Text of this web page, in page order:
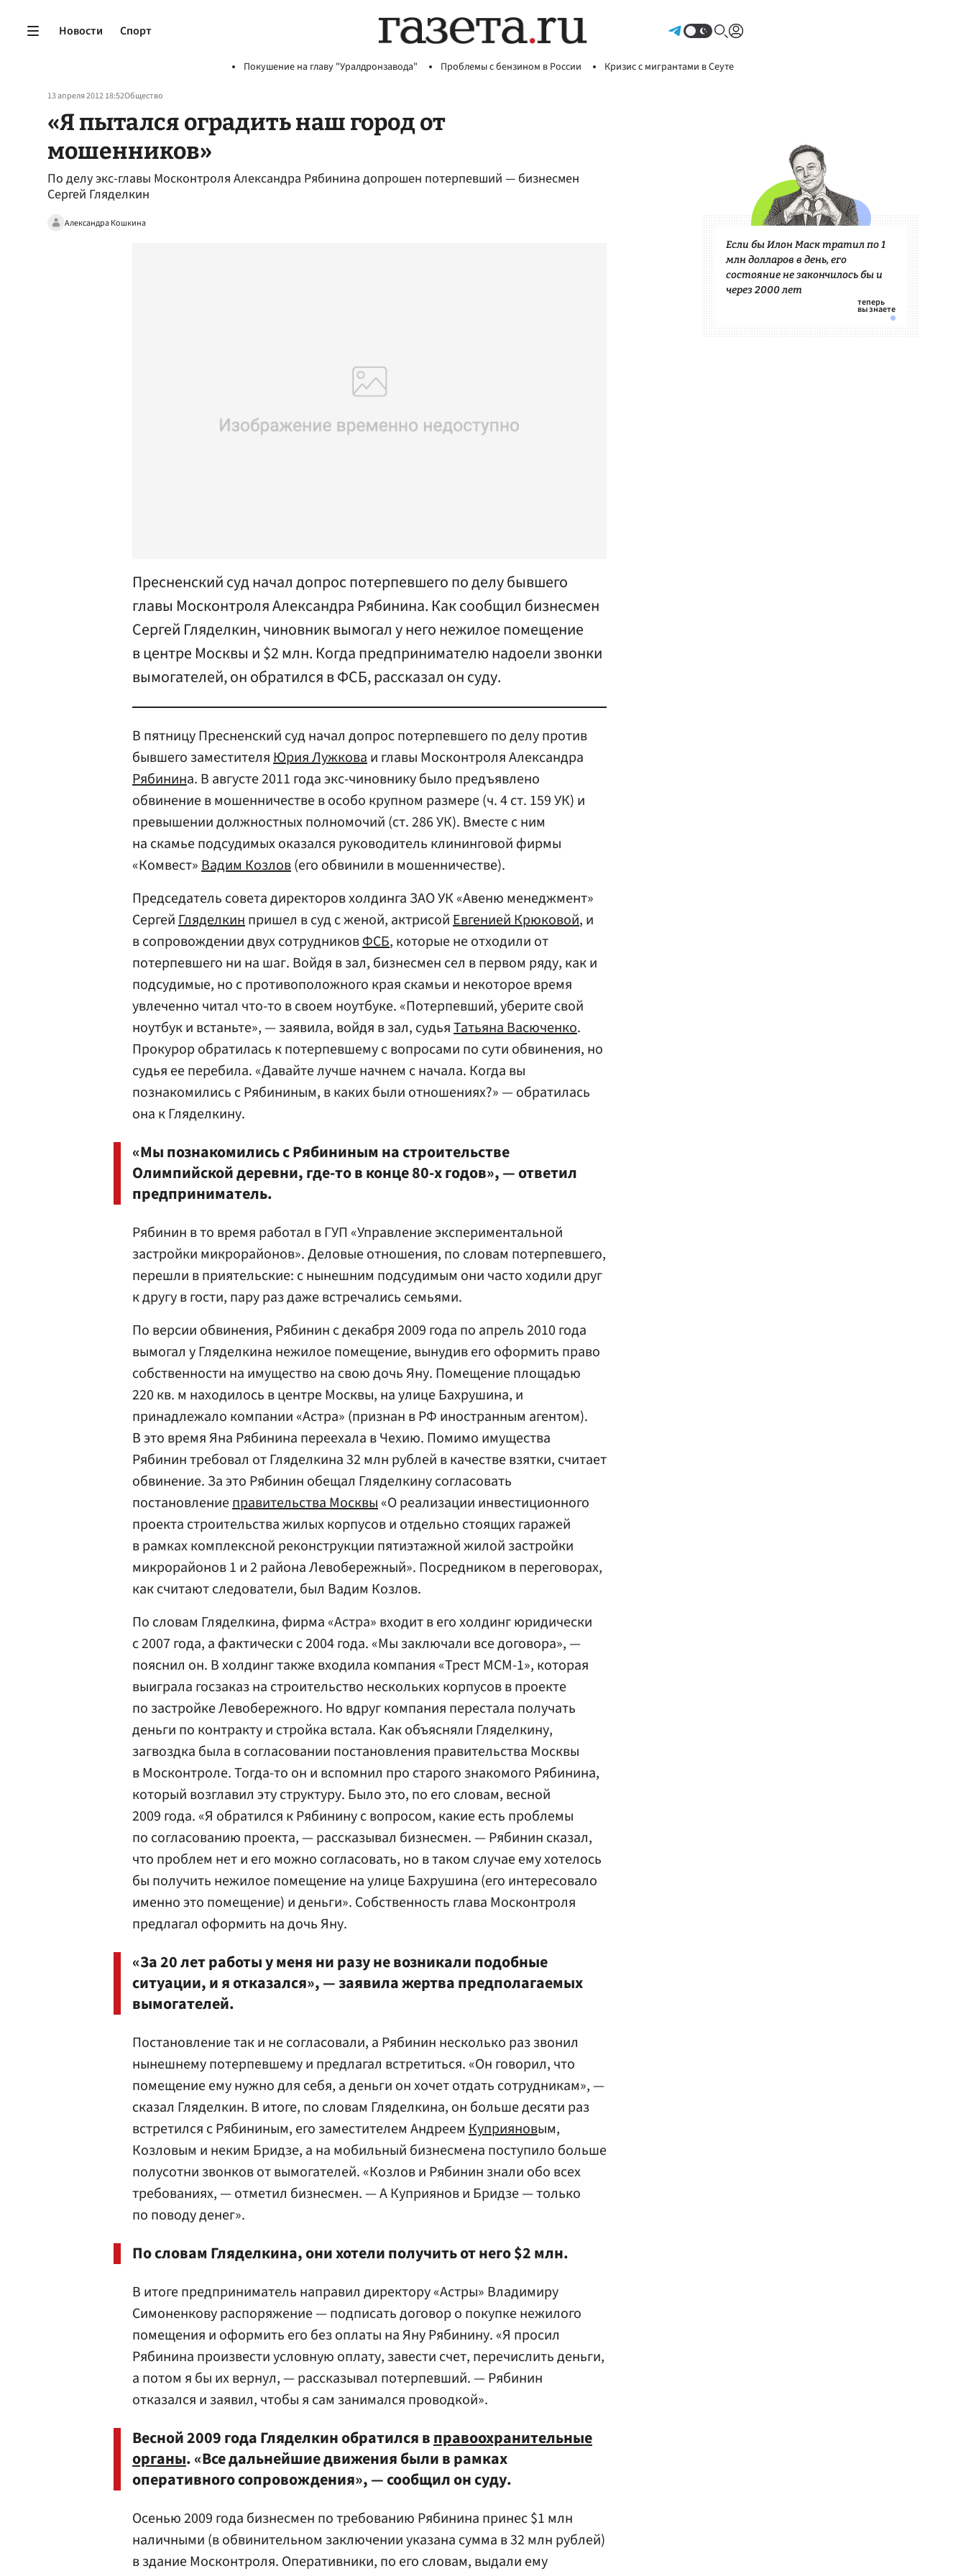
Новости Спорт
Покушение на главу "Уралдронзавода" Проблемы с бензином в России Кризис с мигрантами в Сеуте
13 апреля 2012 18:52Общество
«Я пытался оградить наш город от
мошенников»
По делу экс-главы Москонтроля Александра Рябинина допрошен потерпевший — бизнесмен
Сергей Гляделкин
Александра Кошкина
Пресненский суд начал допрос потерпевшего по делу бывшего
главы Москонтроля Александра Рябинина. Как сообщил бизнесмен
Сергей Гляделкин, чиновник вымогал у него нежилое помещение
в центре Москвы и $2 млн. Когда предпринимателю надоели звонки
вымогателей, он обратился в ФСБ, рассказал он суду.
В пятницу Пресненский суд начал допрос потерпевшего по делу против
бывшего заместителяЮрия Лужковаи главы Москонтроля Александра
Рябинина. В августе 2011 года экс-чиновнику было предъявлено
обвинение в мошенничестве в особо крупном размере (ч. 4 ст. 159 УК) и
превышении должностных полномочий (ст. 286 УК). Вместе с ним
на скамье подсудимых оказался руководитель клининговой фирмы
«Комвест»Вадим Козлов(его обвинили в мошенничестве).
Председатель совета директоров холдинга ЗАО УК «Авеню менеджмент»
СергейГляделкинпришел в суд с женой, актрисойЕвгенией Крюковой, и
в сопровождении двух сотрудниковФСБ, которые не отходили от
потерпевшего ни на шаг. Войдя в зал, бизнесмен сел в первом ряду, как и
подсудимые, но с противоположного края скамьи и некоторое время
увлеченно читал что-то в своем ноутбуке. «Потерпевший, уберите свой
ноутбук и встаньте», — заявила, войдя в зал, судьяТатьяна Васюченко.
Прокурор обратилась к потерпевшему с вопросами по сути обвинения, но
судья ее перебила. «Давайте лучше начнем с начала. Когда вы
познакомились с Рябининым, в каких были отношениях?» — обратилась
она к Гляделкину.
«Мы познакомились с Рябининым на строительстве
Олимпийской деревни, где-то в конце 80-х годов», — ответил
предприниматель.
Рябинин в то время работал в ГУП «Управление экспериментальной
застройки микрорайонов». Деловые отношения, по словам потерпевшего,
перешли в приятельские: с нынешним подсудимым они часто ходили друг
к другу в гости, пару раз даже встречались семьями.
По версии обвинения, Рябинин с декабря 2009 года по апрель 2010 года
вымогал у Гляделкина нежилое помещение, вынудив его оформить право
собственности на имущество на свою дочь Яну. Помещение площадью
220 кв. м находилось в центре Москвы, на улице Бахрушина, и
принадлежало компании «Астра» (признан в РФ иностранным агентом).
В это время Яна Рябинина переехала в Чехию. Помимо имущества
Рябинин требовал от Гляделкина 32 млн рублей в качестве взятки, считает
обвинение. За это Рябинин обещал Гляделкину согласовать
постановлениеправительства Москвы«О реализации инвестиционного
проекта строительства жилых корпусов и отдельно стоящих гаражей
в рамках комплексной реконструкции пятиэтажной жилой застройки
микрорайонов 1 и 2 района Левобережный». Посредником в переговорах,
как считают следователи, был Вадим Козлов.
По словам Гляделкина, фирма «Астра» входит в его холдинг юридически
с 2007 года, а фактически с 2004 года. «Мы заключали все договора», —
пояснил он. В холдинг также входила компания «Трест МСМ-1», которая
выиграла госзаказ на строительство нескольких корпусов в проекте
по застройке Левобережного. Но вдруг компания перестала получать
деньги по контракту и стройка встала. Как объясняли Гляделкину,
загвоздка была в согласовании постановления правительства Москвы
в Москонтроле. Тогда-то он и вспомнил про старого знакомого Рябинина,
который возглавил эту структуру. Было это, по его словам, весной
2009 года. «Я обратился к Рябинину с вопросом, какие есть проблемы
по согласованию проекта, — рассказывал бизнесмен. — Рябинин сказал,
что проблем нет и его можно согласовать, но в таком случае ему хотелось
бы получить нежилое помещение на улице Бахрушина (его интересовало
именно это помещение) и деньги». Собственность глава Москонтроля
предлагал оформить на дочь Яну.
«За 20 лет работы у меня ни разу не возникали подобные
ситуации, и я отказался», — заявила жертва предполагаемых
вымогателей.
Постановление так и не согласовали, а Рябинин несколько раз звонил
нынешнему потерпевшему и предлагал встретиться. «Он говорил, что
помещение ему нужно для себя, а деньги он хочет отдать сотрудникам», —
сказал Гляделкин. В итоге, по словам Гляделкина, он больше десяти раз
встретился с Рябининым, его заместителем Андреем Куприяновым,
Козловым и неким Бридзе, а на мобильный бизнесмена поступило больше
полусотни звонков от вымогателей. «Козлов и Рябинин знали обо всех
требованиях, — отметил бизнесмен. — А Куприянов и Бридзе — только
по поводу денег».
По словам Гляделкина, они хотели получить от него $2 млн.
В итоге предприниматель направил директору «Астры» Владимиру
Симоненкову распоряжение — подписать договор о покупке нежилого
помещения и оформить его без оплаты на Яну Рябинину. «Я просил
Рябинина произвести условную оплату, завести счет, перечислить деньги,
а потом я бы их вернул, — рассказывал потерпевший. — Рябинин
отказался и заявил, чтобы я сам занимался проводкой».
Весной 2009 года Гляделкин обратился вправоохранительные
органы. «Все дальнейшие движения были в рамках
оперативного сопровождения», — сообщил он суду.
Осенью 2009 года бизнесмен по требованию Рябинина принес $1 млн
наличными (в обвинительном заключении указана сумма в 32 млн рублей)
в здание Москонтроля. Оперативники, по его словам, выдали ему
Если бы Илон Маск тратил по 1
млн долларов в день, его
состояние не закончилось бы и
через 2000 лет